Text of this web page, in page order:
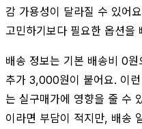
감 가용성이 달라질 수 있어
고민하기보다 필요한 옵션을
배송 정보는 기본 배송비 0
추가 3,000원이 붙어요. 이
는 실구매가에 영향을 줄 수
이라면 부담이 적지만, 배송